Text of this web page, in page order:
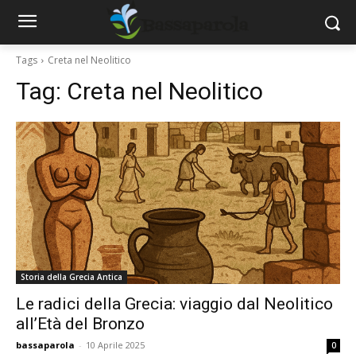
Tags Creta nel Neolitico
Tag: Creta nel Neolitico
Storia della Grecia Antica
Le radici della Grecia: viaggio dal Neolitico
all’Età del Bronzo
bassaparola - 10 Aprile 2025 0